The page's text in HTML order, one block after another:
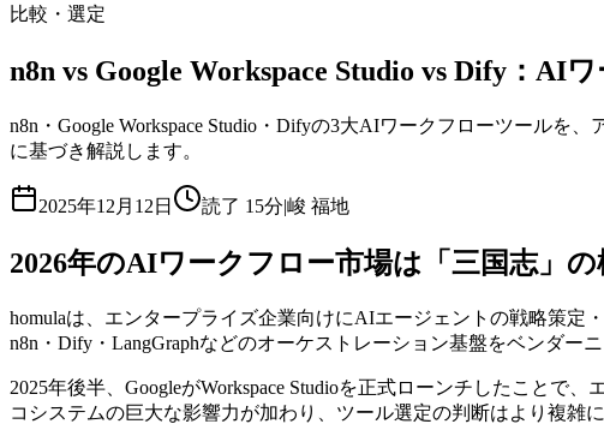
比較・選定
n8n vs Google Workspace Studio vs Dify：AI
n8n・Google Workspace Studio・Difyの3大AIワークフローツールを
に基づき解説します。
2025年12月12日 読了 15分|峻 福地
2026年のAIワークフロー市場は「三国志」の
homulaは、エンタープライズ企業向けにAIエージェントの戦略策定
n8n・Dify・LangGraphなどのオーケストレーション基盤をベンダー
2025年後半、GoogleがWorkspace Studioを正式ローンチしたことで
コシステムの巨大な影響力が加わり、ツール選定の判断はより複雑に